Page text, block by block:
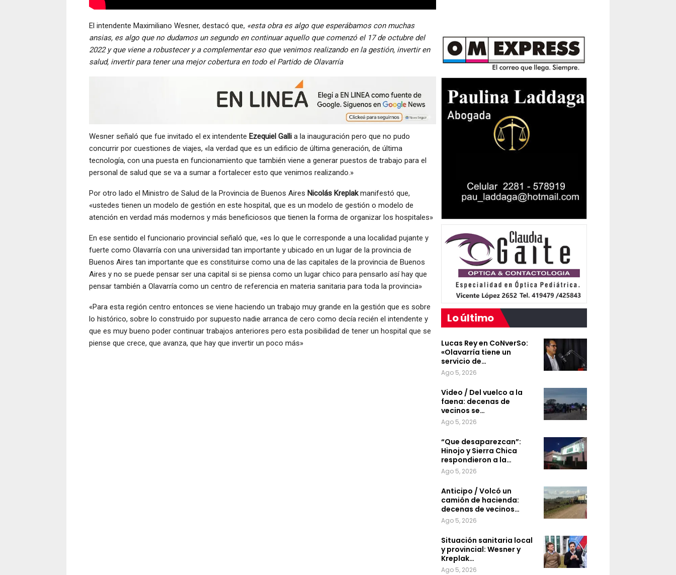
El intendente Maximiliano Wesner, destacó que, «esta obra es algo que esperábamos con muchas
ansias, es algo que no dudamos un segundo en continuar aquello que comenzó el 17 de octubre del
2022 y que viene a robustecer y a complementar eso que venimos realizando en la gestión, invertir en
salud, invertir para tener una mejor cobertura en todo el Partido de Olavarría
Wesner señaló que fue invitado el ex intendente Ezequiel Galli a la inauguración pero que no pudo
concurrir por cuestiones de viajes, «la verdad que es un edificio de última generación, de última
tecnología, con una puesta en funcionamiento que también viene a generar puestos de trabajo para el
personal de salud que se va a sumar a fortalecer esto que venimos realizando.»
Por otro lado el Ministro de Salud de la Provincia de Buenos Aires Nicolás Kreplakmanifestó que,
«ustedes tienen un modelo de gestión en este hospital, que es un modelo de gestión o modelo de
atención en verdad más modernos y más beneficiosos que tienen la forma de organizar los hospitales»
En ese sentido el funcionario provincial señaló que, «es lo que le corresponde a una localidad pujante y
fuerte como Olavarría con una universidad tan importante y ubicado en un lugar de la provincia de
Buenos Aires tan importante que es constituirse como una de las capitales de la provincia de Buenos
Aires y no se puede pensar ser una capital si se piensa como un lugar chico para pensarlo así hay que
pensar también a Olavarría como un centro de referencia en materia sanitaria para toda la provincia»
«Para esta región centro entonces se viene haciendo un trabajo muy grande en la gestión que es sobre
lo histórico, sobre lo construido por supuesto nadie arranca de cero como decía recién el intendente y
que es muy bueno poder continuar trabajos anteriores pero esta posibilidad de tener un hospital que se
piense que crece, que avanza, que hay que invertir un poco más»
Lo último
Lucas Rey en CoNverSo:
«Olavarría tiene un
servicio de…
Ago 5, 2026
Video / Del vuelco a la
faena: decenas de
vecinos se…
Ago 5, 2026
“Que desaparezcan”:
Hinojo y Sierra Chica
respondieron a la…
Ago 5, 2026
Anticipo / Volcó un
camión de hacienda:
decenas de vecinos…
Ago 5, 2026
Situación sanitaria local
y provincial: Wesner y
Kreplak…
Ago 5, 2026